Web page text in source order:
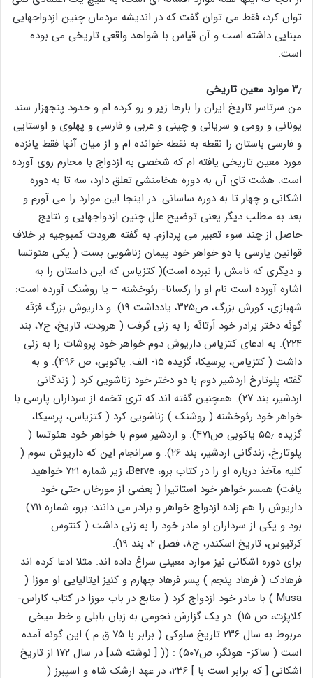
توان کرد، فقط می توان گفت که در اندیشه مردمان چنین ازدواجهایی
مبنایی داشته است و آن قیاس با شواهد واقعی تاریخی می بوده
است.
۳٫ موارد معین تاریخی
من سرتاسر تاریخ ایران را بارها زیر و رو کرده ام و حدود پنجهزار سند
یونانی و رومی و سریانی و چینی و عربی و فارسی و پهلوی و اوستایی
و فارسی باستان را نقطه به نقطه خوانده ام و از میان آنها فقط پانزده
مورد معین تاریخی یافته ام که شخصی به ازدواج با محارم روی آورده
است. هشت تای آن به دوره هخامنشی تعلق دارد، سه تا به دوره
اشکانی و چهار تا به دوره ساسانی. در اینجا این موارد را می آورم و
بعد به مطلب دیگر یعنی توضیح علل چنین ازدواجهایی و نتایج
حاصل از چند سوء تعبیر می پردازم. به گفته هرودت کمبوجیه بر خلاف
قوانین پارسی با دو خواهر خود پیمان زناشویی بست ( یکی هئوتسا
و دیگری که نامش را نبرده است)( کتزیاس که این داستان را به
اشاره آورده است نام او را رکسانا- رئوخشنه – یا روشنک آورده است:
شهبازی، کورش بزرگ، ص۳۲۵، یادداشت ۱۹). و داریوش بزرگ فرَتَه
گونَه دختر برادر خود اَرتانَه را به زنی گرفت ( هرودت، تاریخ، ج۷، بند
۲۲۴). به ادعای کتزیاس داریوش دوم خواهر خود پروشات را به زنی
داشت ( کتزیاس، پرسیکا، گزیده ۱۵- الف. یاکوبی، ص ۴۹۶). و به
گفته پلوتارخ اردشیر دوم با دو دختر خود زناشویی کرد ( زندگانی
اردشیر، بند ۲۷). همچنین گفته اند که تری تخمه از سرداران پارسی با
خواهر خود رئوخشنه ( روشنک ) زناشویی کرد ( کتزیاس، پرسیکا،
گزیده ۵۵٫ یاکوبی ص۴۷۱). و اردشیر سوم با خواهر خود هئوتسا (
پلوتارخ، زندگانی اردشیر، بند ۲۶). و سرانجام این که داریوش سوم (
کلیه مآخذ درباره او را در کتاب برو، Berve، زیر شماره ۷۲۱ خواهید
یافت) همسر خواهر خود استاتیرا ( بعضی از مورخان حتی خود
داریوش را هم زاده ازدواج خواهر و برادر می دانند: برو، شماره ۷۱۱)
بود و یکی از سرداران او مادر خود را به زنی داشت ( کنتوس
کرتیوس، تاریخ اسکندر، ج۸، فصل ۲، بند ۱۹).
برای دوره اشکانی نیز موارد معینی سراغ داده اند. مثلا ادعا کرده اند
فرهادک ( فرهاد پنجم ) پسر فرهاد چهارم و کنیز ایتالیایی او موزا (
Musa ) با مادر خود ازدواج کرد ( منابع در باب موزا در کتاب کاراس-
کلاپرُت، ص ۱۵). در یک گزارش نجومی به زبان بابلی و خط میخی
مربوط به سال ۲۳۶ تاریخ سلوکی ( برابر با ۷۵ ق م ) این گونه آمده
است ( ساکز- هونگر، ص۵۰۷) : (( [ نوشته شد] در سال ۱۷۲ از تاریخ
اشکانی [ که برابر است با ] ۲۳۶، در عهد ارشک شاه و اسپبرز (